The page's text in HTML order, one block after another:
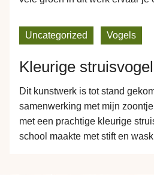
Deze papieren versie is
Uncategorized Vogels
Kleurige
Dit kunstwerk is tot stand
samenwerking met mijn
met een prachtige kleurige
school maakte met stift en